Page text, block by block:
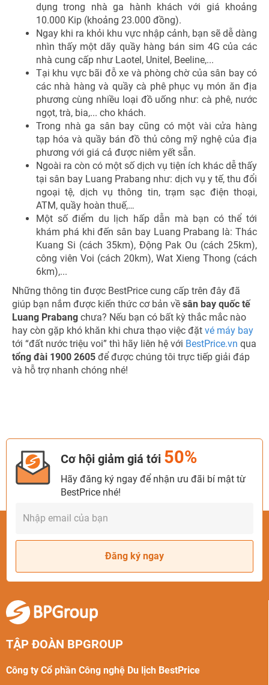
dụng trong nhà ga hành khách với giá khoảng
10.000 Kip (khoảng 23.000 đồng).
Ngay khi ra khỏi khu vực nhập cảnh, bạn sẽ dễ dàng
nhìn thấy một dãy quầy hàng bán sim 4G của các
nhà cung cấp như Laotel, Unitel, Beeline,...
Tại khu vực bãi đỗ xe và phòng chờ của sân bay có
các nhà hàng và quầy cà phê phục vụ món ăn địa
phương cùng nhiều loại đồ uống như: cà phê, nước
ngọt, trà, bia,... cho khách.
Trong nhà ga sân bay cũng có một vài cửa hàng
tạp hóa và quầy bán đồ thủ công mỹ nghệ của địa
phương với giá cả được niêm yết sẵn.
Ngoài ra còn có một số dịch vụ tiện ích khác dễ thấy
tại sân bay Luang Prabang như: dịch vụ y tế, thu đổi
ngoại tệ, dịch vụ thông tin, trạm sạc điện thoại,
ATM, quầy hoàn thuế,…
Một số điểm du lịch hấp dẫn mà bạn có thể tới
khám phá khi đến sân bay Luang Prabang là: Thác
Kuang Si (cách 35km), Động Pak Ou (cách 25km),
công viên Voi (cách 20km), Wat Xieng Thong (cách
6km),...
Những thông tin được BestPrice cung cấp trên đây đã
giúp bạn nắm được kiến thức cơ bản về sân bay quốc tế
Luang Prabang chưa? Nếu bạn có bất kỳ thắc mắc nào
hay còn gặp khó khăn khi chưa thạo việc đặt vé máy bay
tới “đất nước triệu voi” thì hãy liên hệ với BestPrice.vn qua
tổng đài 1900 2605 để được chúng tôi trực tiếp giải đáp
và hỗ trợ nhanh chóng nhé!
Cơ hội giảm giá tới 50%
Hãy đăng ký ngay để nhận ưu đãi bí mật từ
BestPrice nhé!
Đăng ký ngay
TẬP ĐOÀN BPGROUP
Công ty Cổ phần Công nghệ Du lịch BestPrice